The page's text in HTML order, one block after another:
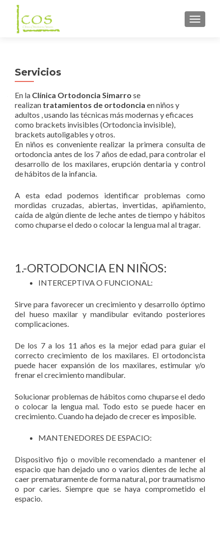
Servicios
En la Clínica Ortodoncia Simarro se
realizan tratamientos de ortodoncia en niños y
adultos , usando las técnicas más modernas y eficaces
como brackets invisibles (Ortodoncia invisible),
brackets autoligables y otros.
En niños es conveniente realizar la primera consulta de
ortodoncia antes de los 7 años de edad, para controlar el
desarrollo de los maxilares, erupción dentaria y control
de hábitos de la infancia.
A esta edad podemos identificar problemas como
mordidas cruzadas, abiertas, invertidas, apiñamiento,
caída de algún diente de leche antes de tiempo y hábitos
como chuparse el dedo o colocar la lengua mal al tragar.
1.-ORTODONCIA EN NIÑOS:
INTERCEPTIVA O FUNCIONAL:
Sirve para favorecer un crecimiento y desarrollo óptimo
del hueso maxilar y mandibular evitando posteriores
complicaciones.
De los 7 a los 11 años es la mejor edad para guiar el
correcto crecimiento de los maxilares. El ortodoncista
puede hacer expansión de los maxilares, estimular y/o
frenar el crecimiento mandibular.
Solucionar problemas de hábitos como chuparse el dedo
o colocar la lengua mal. Todo esto se puede hacer en
crecimiento. Cuando ha dejado de crecer es imposible.
MANTENEDORES DE ESPACIO:
Dispositivo fijo o movible recomendado a mantener el
espacio que han dejado uno o varios dientes de leche al
caer prematuramente de forma natural, por traumatismo
o por caries. Siempre que se haya comprometido el
espacio.